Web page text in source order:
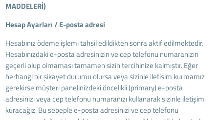
MADDELERİ)
Hesap Ayarları / E-posta adresi
Hesabınız ödeme işlemi tahsil edildikten sonra aktif edilmektedir.
Hesabınızdaki e-posta adresinizin ve cep telefonu numaranızın
geçerli olup olmaması tamamen sizin tercihinize kalmıştır. Eğer
herhangi bir şikayet durumu olursa veya sizinle iletişim kurmamız
gerekirse müşteri panelinizdeki öncelikli (primary) e-posta
adresinizi veya cep telefonu numaranızı kullanarak sizinle iletişim
kuracağız. Bu sebeple e-posta adresinizi ve cep telefonu